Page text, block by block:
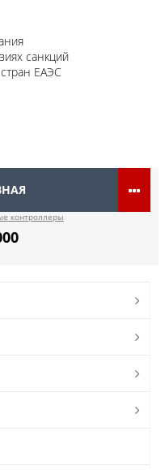
санкций
ЕАЭС
контроллеры